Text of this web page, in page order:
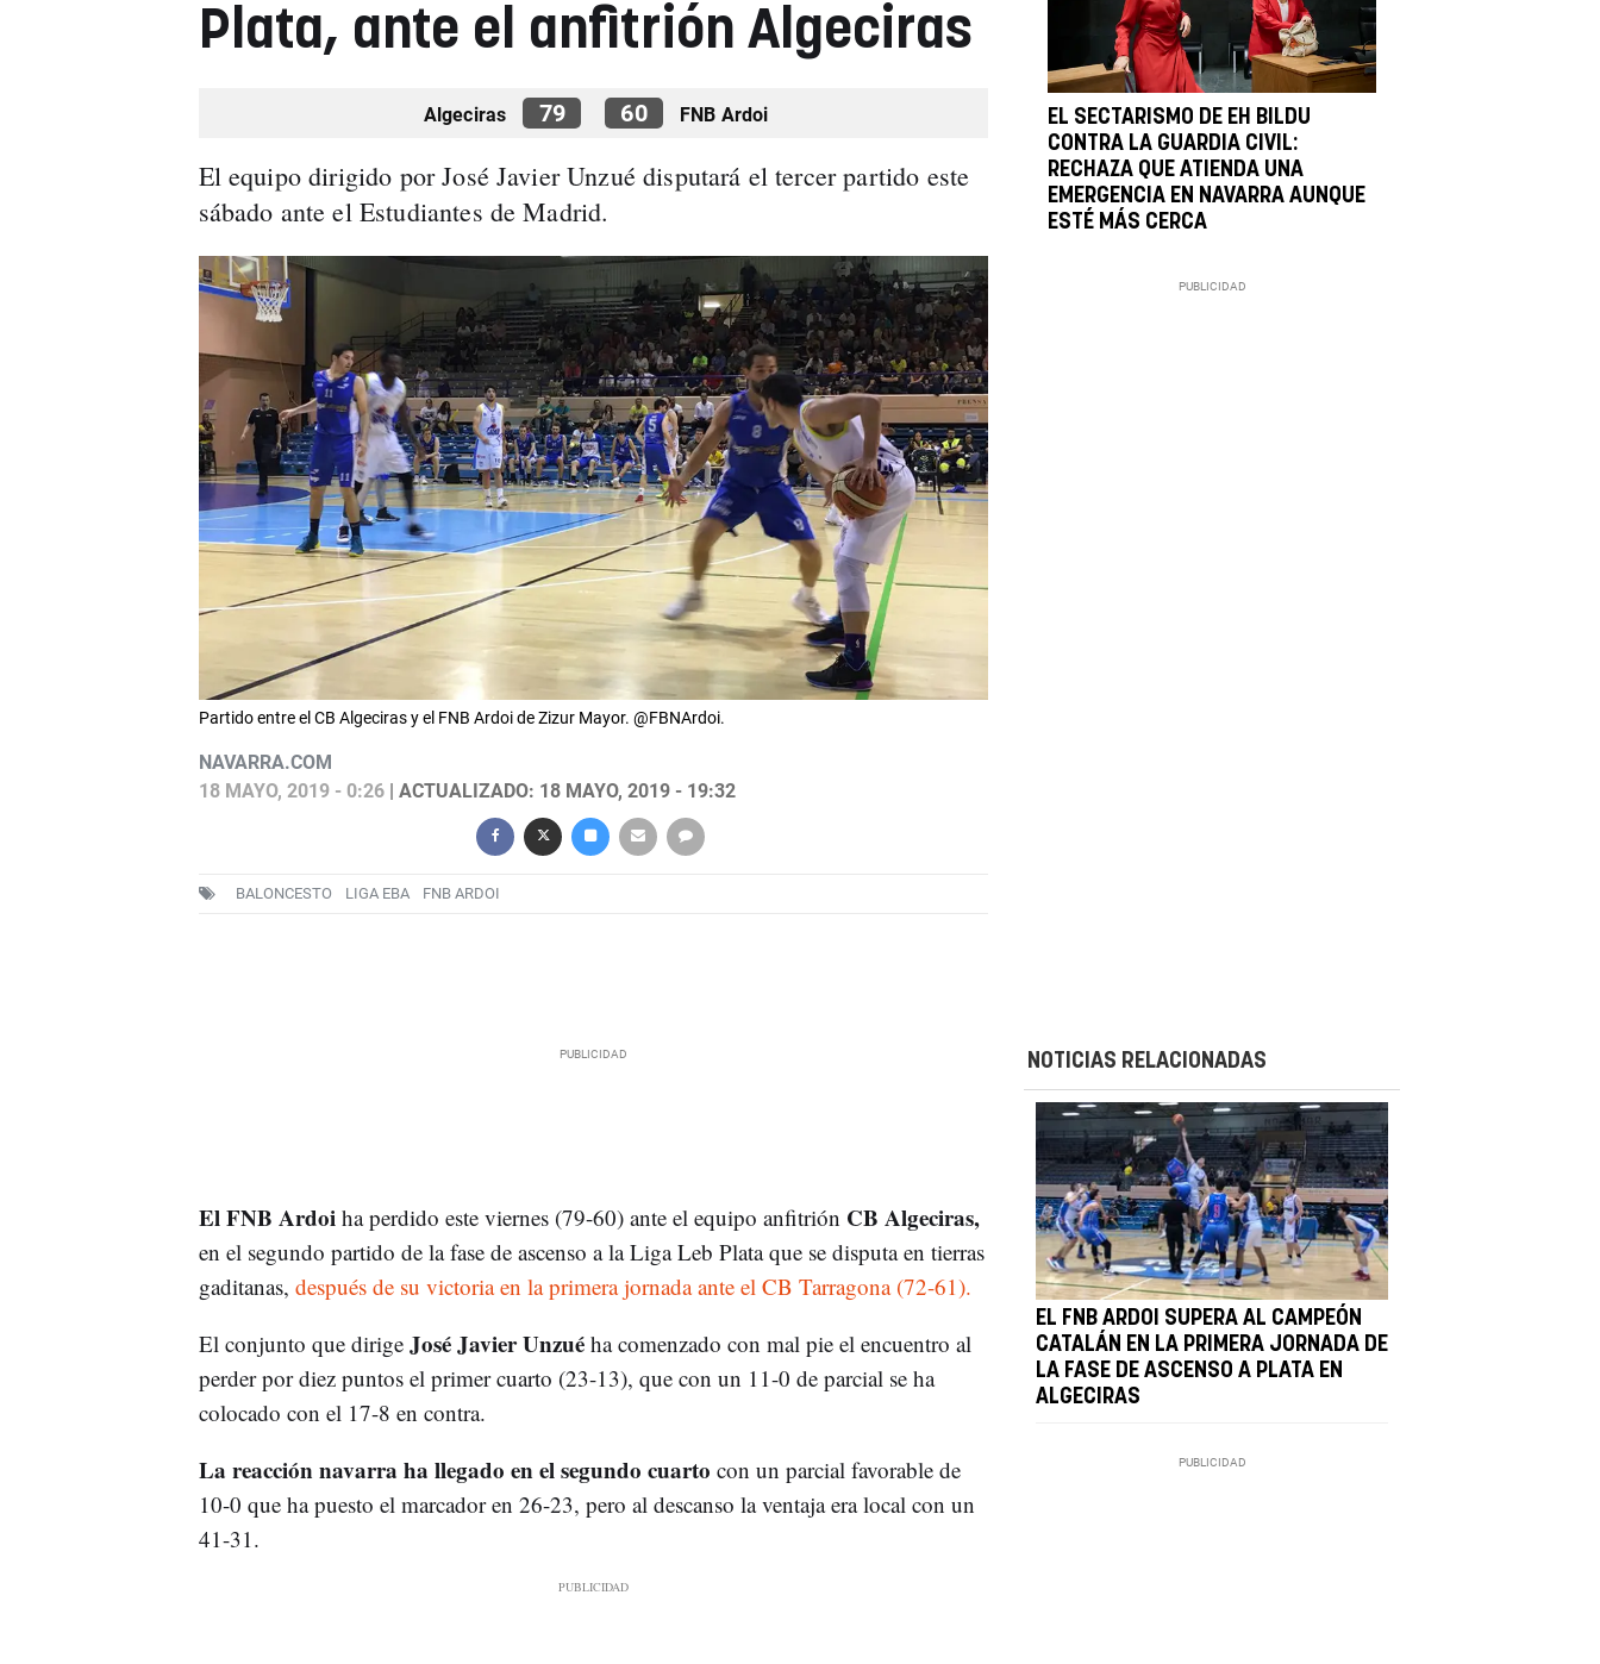
Plata, ante el anfitrión Algeciras
Algeciras 79 60 FNB Ardoi
El equipo dirigido por José Javier Unzué disputará el tercer partido este
sábado ante el Estudiantes de Madrid.
Partido entre el CB Algeciras y el FNB Ardoi de Zizur Mayor. @FBNArdoi.
NAVARRA.COM
18 MAYO, 2019 - 0:26| ACTUALIZADO: 18 MAYO, 2019 - 19:32
BALONCESTO LIGA EBA FNB ARDOI
EL SECTARISMO DE EH BILDU
CONTRA LA GUARDIA CIVIL:
RECHAZA QUE ATIENDA UNA
EMERGENCIA EN NAVARRA AUNQUE
ESTÉ MÁS CERCA
El FNB Ardoi ha perdido este viernes (79-60) ante el equipo anfitrión CB Algeciras,
en el segundo partido de la fase de ascenso a la Liga Leb Plata que se disputa en tierras
gaditanas, después de su victoria en la primera jornada ante el CB Tarragona (72-61).
El conjunto que dirigeJosé Javier Unzué ha comenzado con mal pie el encuentro al
perder por diez puntos el primer cuarto (23-13), que con un 11-0 de parcial se ha
colocado con el 17-8 en contra.
La reacción navarra ha llegado en el segundo cuarto con un parcial favorable de
10-0 que ha puesto el marcador en 26-23, pero al descanso la ventaja era local con un
41-31.
NOTICIAS RELACIONADAS
EL FNB ARDOI SUPERA AL CAMPEÓN
CATALÁN EN LA PRIMERA JORNADA DE
LA FASE DE ASCENSO A PLATA EN
ALGECIRAS